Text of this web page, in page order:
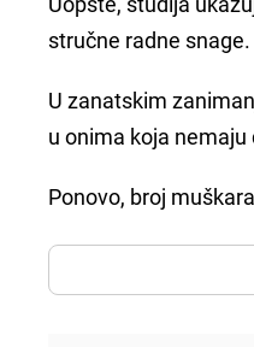
stručne radne snage.
U zanatskim
u onima koja
Ponovo, broj